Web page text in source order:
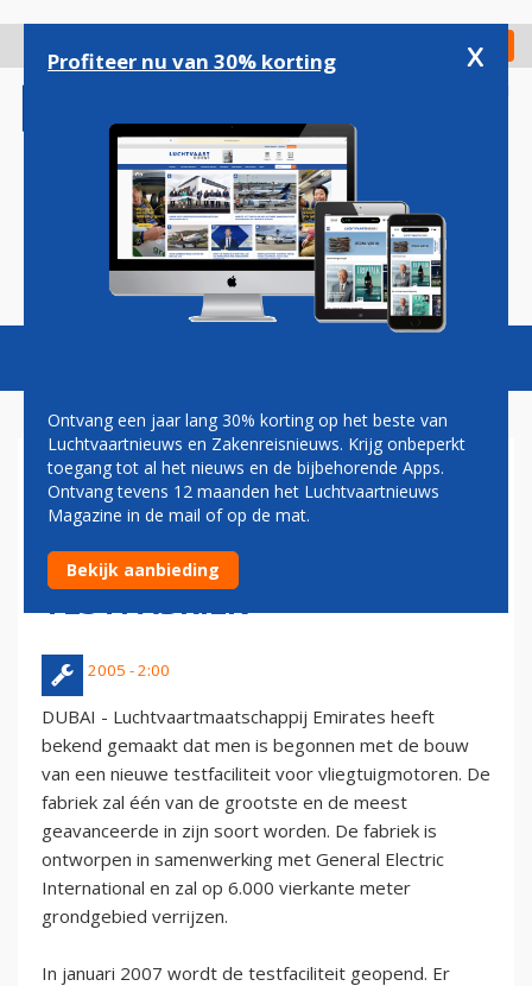
gaan
Check in
Magazine Podcasts Vacatures
EMIRATES START MET DE
BOUW VAN
VLIEGTUIGMOTOREN
TESTFABRIEK
11 juli 2005 - 2:00
DUBAI - Luchtvaartmaatschappij Emirates heeft
bekend gemaakt dat men is begonnen met de bouw
van een nieuwe testfaciliteit voor vliegtuigmotoren. De
fabriek zal één van de grootste en de meest
geavanceerde in zijn soort worden. De fabriek is
ontworpen in samenwerking met General Electric
International en zal op 6.000 vierkante meter
grondgebied verrijzen.
In januari 2007 wordt de testfaciliteit geopend. Er
Profiteer nu van 30% korting x
Ontvang een jaar lang 30% korting op het beste van
Luchtvaartnieuws en Zakenreisnieuws. Krijg onbeperkt
toegang tot al het nieuws en de bijbehorende Apps.
Ontvang tevens 12 maanden het Luchtvaartnieuws
Magazine in de mail of op de mat.
Bekijk aanbieding